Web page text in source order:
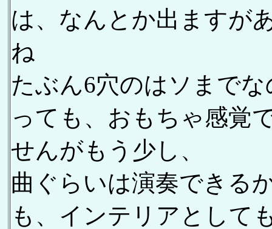
は、なんとか出ますが
ね
たぶん6穴のはソまで
っても、おもちゃ感覚
せんがもう少し、
曲ぐらいは演奏できる
も、インテリアとして